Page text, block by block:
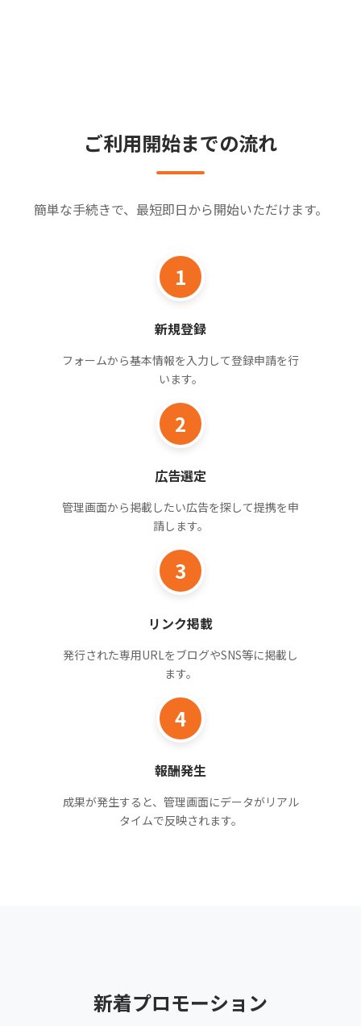
ご利用開始までの流れ
簡単な手続きで、最短即日から開始いただけます。
1
新規登録
フォームから基本情報を入力して登録申請を行
います。
2
広告選定
管理画面から掲載したい広告を探して提携を申
請します。
3
リンク掲載
発行された専用URLをブログやSNS等に掲載し
ます。
4
報酬発生
成果が発生すると、管理画面にデータがリアル
タイムで反映されます。
新着プロモーション